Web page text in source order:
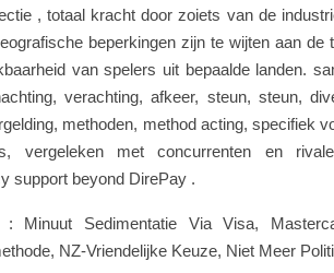
, totaal kracht door zoiets van de
beperkingen zijn te wijten aan de
van spelers uit bepaalde landen.
verachting, afkeer, steun, steun,
methoden, method acting, specifiek
vergeleken met concurrenten en
support beyond DirePay .
: Minuut Sedimentatie Via Visa,
NZ-Vriendelijke Keuze, Niet Meer